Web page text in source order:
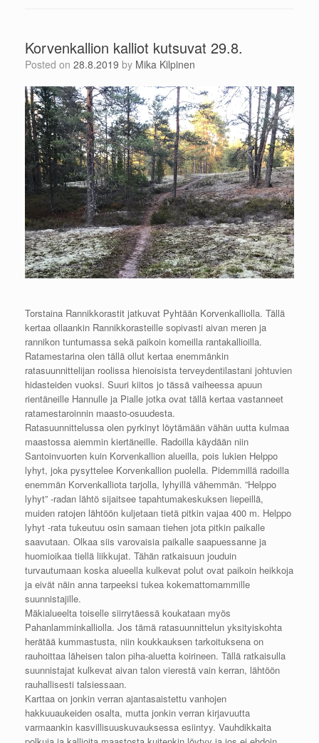
Korvenkallion kalliot kutsuvat 29.8.
Posted on 28.8.2019 by Mika Kilpinen
Torstaina Rannikkorastit jatkuvat Pyhtään Korvenkalliolla. Tällä
kertaa ollaankin Rannikkorasteille sopivasti aivan meren ja
rannikon tuntumassa sekä paikoin komeilla rantakallioilla.
Ratamestarina olen tällä ollut kertaa enemmänkin
ratasuunnittelijan roolissa hienoisista terveydentilastani johtuvien
hidasteiden vuoksi. Suuri kiitos jo tässä vaiheessa apuun
rientäneille Hannulle ja Pialle jotka ovat tällä kertaa vastanneet
ratamestaroinnin maasto-osuudesta.
Ratasuunnittelussa olen pyrkinyt löytämään vähän uutta kulmaa
maastossa aiemmin kiertäneille. Radoilla käydään niin
Santoinvuorten kuin Korvenkallion alueilla, pois lukien Helppo
lyhyt, joka pysyttelee Korvenkallion puolella. Pidemmillä radoilla
enemmän Korvenkalliota tarjolla, lyhyillä vähemmän. ”Helppo
lyhyt” -radan lähtö sijaitsee tapahtumakeskuksen liepeillä,
muiden ratojen lähtöön kuljetaan tietä pitkin vajaa 400 m. Helppo
lyhyt -rata tukeutuu osin samaan tiehen jota pitkin paikalle
saavutaan. Olkaa siis varovaisia paikalle saapuessanne ja
huomioikaa tiellä liikkujat. Tähän ratkaisuun jouduin
turvautumaan koska alueella kulkevat polut ovat paikoin heikkoja
ja eivät näin anna tarpeeksi tukea kokemattomammille
suunnistajille.
Mäkialueelta toiselle siirrytäessä koukataan myös
Pahanlamminkalliolla. Jos tämä ratasuunnittelun yksityiskohta
herätää kummastusta, niin koukkauksen tarkoituksena on
rauhoittaa läheisen talon piha-aluetta koirineen. Tällä ratkaisulla
suunnistajat kulkevat aivan talon vierestä vain kerran, lähtöön
rauhallisesti talsiessaan.
Karttaa on jonkin verran ajantasaistettu vanhojen
hakkuuaukeiden osalta, mutta jonkin verran kirjavuutta
varmaankin kasvillisuuskuvauksessa esiintyy. Vauhdikkaita